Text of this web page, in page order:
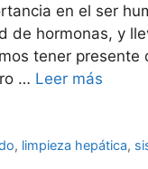
en el ser
de hormonas, y
tener
… Leer más
, limpieza hepática,